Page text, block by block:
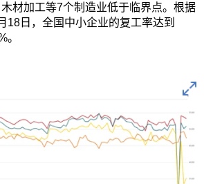
材加工等7个制造业低于临界点。根据
18日，全国中小企业的复工率达到
。